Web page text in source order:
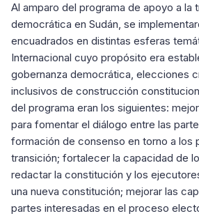
Al amparo del programa de apoyo a la
democrática en Sudán, se
encuadrados en distintas esferas
Internacional cuyo propósito era
gobernanza democrática, elecciones
inclusivos de construcción
del programa eran los siguientes:
para fomentar el diálogo entre las
formación de consenso en torno a los
transición; fortalecer la capacidad de
redactar la constitución y los
una nueva constitución; mejorar las
partes interesadas en el proceso